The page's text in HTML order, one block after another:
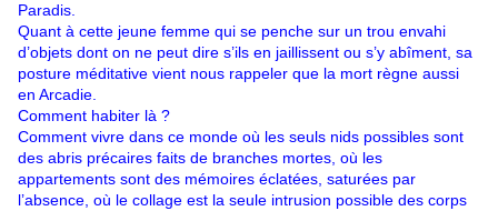
Paradis.
Quant à cette jeune femme qui se penche sur un trou envahi
d’objets dont on ne peut dire s’ils en jaillissent ou s’y abîment, sa
posture méditative vient nous rappeler que la mort règne aussi
en Arcadie.
Comment habiter là ?
Comment vivre dans ce monde où les seuls nids possibles sont
des abris précaires faits de branches mortes, où les
appartements sont des mémoires éclatées, saturées par
l’absence, où le collage est la seule intrusion possible des corps